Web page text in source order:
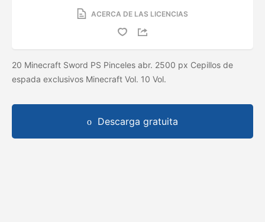
ACERCA DE LAS LICENCIAS
20 Minecraft Sword PS Pinceles abr. 2500 px Cepillos de
espada exclusivos Minecraft Vol. 10 Vol.
Descarga gratuita